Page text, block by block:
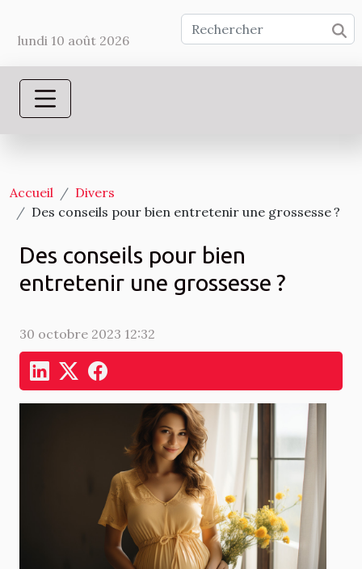
lundi 10 août 2026
Accueil
Divers
Des conseils pour bien entretenir une grossesse ?
Des conseils pour bien
entretenir une grossesse ?
30 octobre 2023 12:32